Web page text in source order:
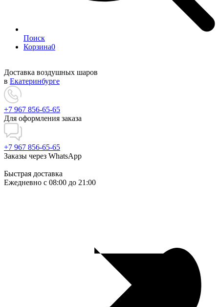
Поиск
Корзина0
Доставка воздушных шаров
в Екатеринбурге
+7 967 856-65-65
Для оформления заказа
+7 967 856-65-65
Заказы через WhatsApp
Быстрая доставка
Ежедневно c 08:00 до 21:00